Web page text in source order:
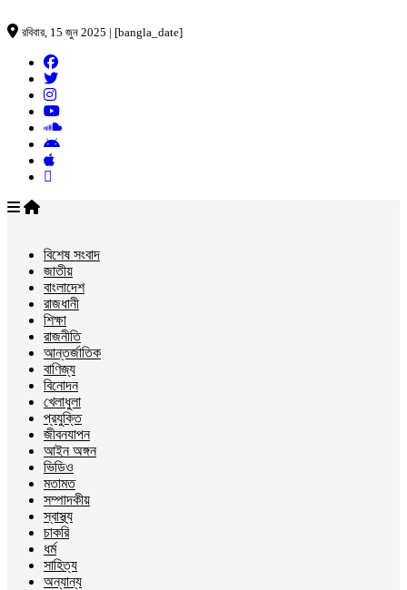
রবিবার, 15 জুন 2025 | [bangla_date]
বিশেষ সংবাদ
জাতীয়
বাংলাদেশ
রাজধানী
শিক্ষা
রাজনীতি
আন্তর্জাতিক
বাণিজ্য
বিনোদন
খেলাধুলা
প্রযুক্তি
জীবনযাপন
আইন অঙ্গন
ভিডিও
মতামত
সম্পাদকীয়
স্বাস্থ্য
চাকরি
ধর্ম
সাহিত্য
অন্যান্য